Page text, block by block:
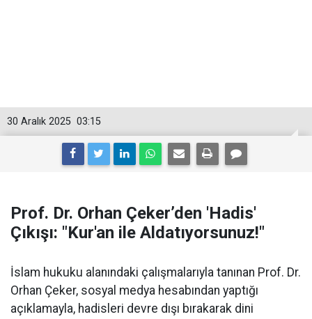
03:15
30 Aralık 2025
Prof. Dr. Orhan Çeker’den 'Hadis'
Çıkışı: "Kur'an ile Aldatıyorsunuz!"
İslam hukuku alanındaki çalışmalarıyla tanınan Prof. Dr.
Orhan Çeker, sosyal medya hesabından yaptığı
açıklamayla, hadisleri devre dışı bırakarak dini